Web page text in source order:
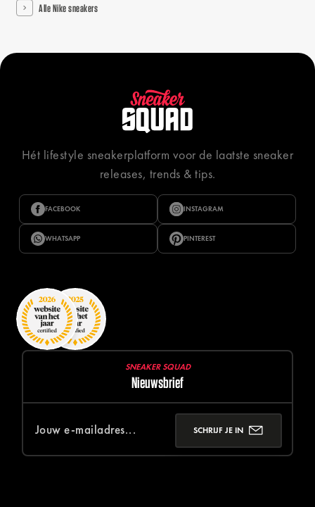
Alle Nike sneakers
Hét lifestyle sneakerplatform voor de laatste sneaker
releases, trends & tips.
FACEBOOK INSTAGRAM
WHATSAPP PINTEREST
SNEAKER SQUAD
Nieuwsbrief
SCHRIJF JE IN